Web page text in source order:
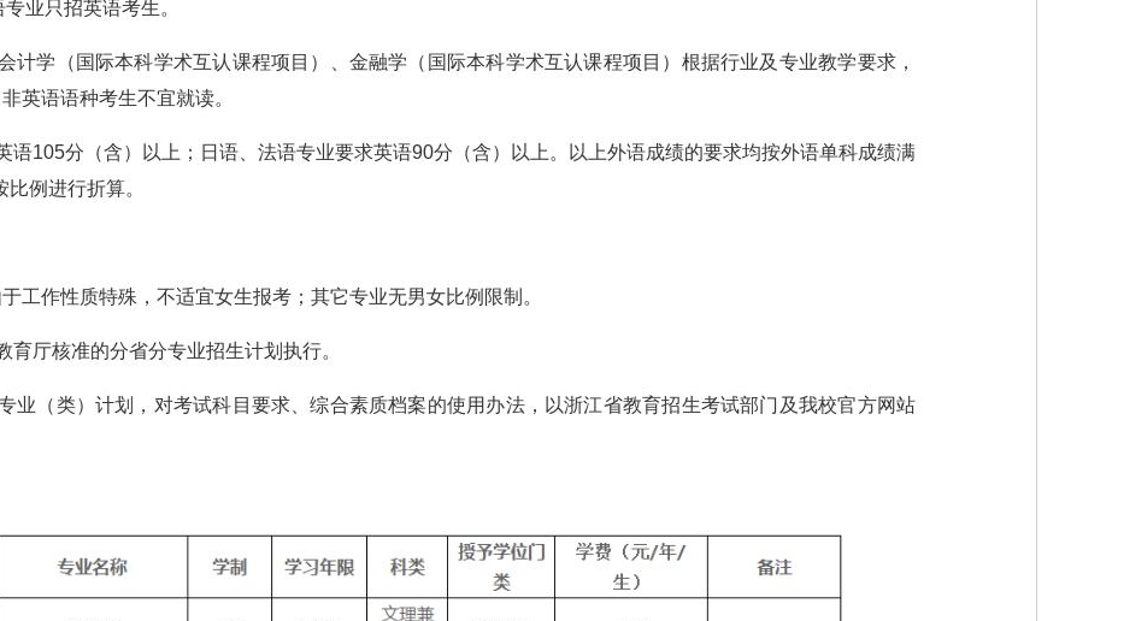
业只招英语考生。
计学（国际本科学术互认课程项目）、金融学（国际本科学术互认课程项目）根据行业及专业教学要求，
英语语种考生不宜就读。
语105分（含）以上；日语、法语专业要求英语90分（含）以上。以上外语成绩的要求均按外语单科成绩满
例进行折算。
工作性质特殊，不适宜女生报考；其它专业无男女比例限制。
厅核准的分省分专业招生计划执行。
业（类）计划，对考试科目要求、综合素质档案的使用办法，以浙江省教育招生考试部门及我校官方网站